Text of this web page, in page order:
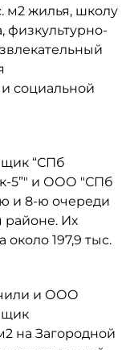
м2 жилья, школу
физкультурно-
социальной
“СПб
5”" и ООО "СПб
и 8-ю очереди
районе. Их
197,9 тыс.
и ООО
на Загородной